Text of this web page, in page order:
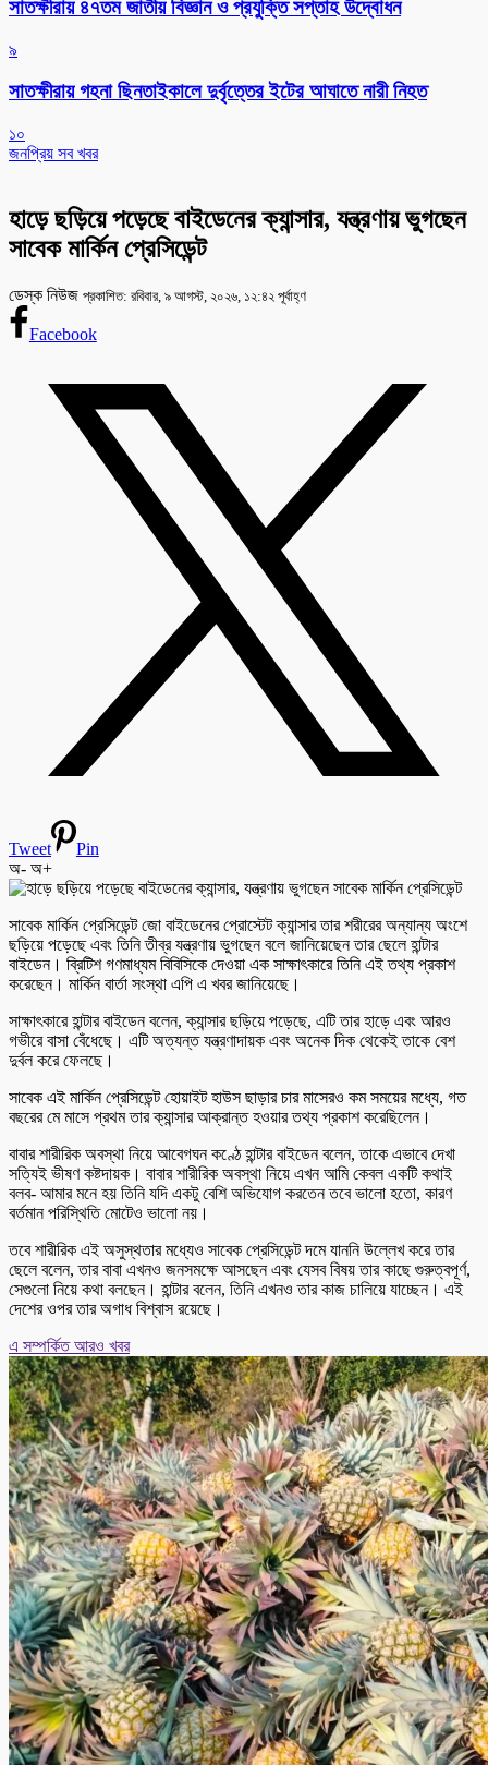
সাতক্ষীরায় ৪৭তম জাতীয় বিজ্ঞান ও প্রযুক্তি সপ্তাহ উদ্বোধন
৯
সাতক্ষীরায় গহনা ছিনতাইকালে দুর্বৃত্তের ইটের আঘাতে নারী নিহত
১০
জনপ্রিয় সব খবর
হাড়ে ছড়িয়ে পড়েছে বাইডেনের ক্যান্সার, যন্ত্রণায় ভুগছেন
সাবেক মার্কিন প্রেসিডেন্ট
ডেস্ক নিউজ প্রকাশিত: রবিবার, ৯ আগস্ট, ২০২৬, ১২:৪২ পূর্বাহ্ণ
Facebook
Tweet
Pin
অ- অ+
সাবেক মার্কিন প্রেসিডেন্ট জো বাইডেনের প্রোস্টেট ক্যান্সার তার শরীরের অন্যান্য অংশে
ছড়িয়ে পড়েছে এবং তিনি তীব্র যন্ত্রণায় ভুগছেন বলে জানিয়েছেন তার ছেলে হান্টার
বাইডেন। ব্রিটিশ গণমাধ্যম বিবিসিকে দেওয়া এক সাক্ষাৎকারে তিনি এই তথ্য প্রকাশ
করেছেন। মার্কিন বার্তা সংস্থা এপি এ খবর জানিয়েছে।
সাক্ষাৎকারে হান্টার বাইডেন বলেন, ক্যান্সার ছড়িয়ে পড়েছে, এটি তার হাড়ে এবং আরও
গভীরে বাসা বেঁধেছে। এটি অত্যন্ত যন্ত্রণাদায়ক এবং অনেক দিক থেকেই তাকে বেশ
দুর্বল করে ফেলছে।
সাবেক এই মার্কিন প্রেসিডেন্ট হোয়াইট হাউস ছাড়ার চার মাসেরও কম সময়ের মধ্যে, গত
বছরের মে মাসে প্রথম তার ক্যান্সার আক্রান্ত হওয়ার তথ্য প্রকাশ করেছিলেন।
বাবার শারীরিক অবস্থা নিয়ে আবেগঘন কণ্ঠে হান্টার বাইডেন বলেন, তাকে এভাবে দেখা
সত্যিই ভীষণ কষ্টদায়ক। বাবার শারীরিক অবস্থা নিয়ে এখন আমি কেবল একটি কথাই
বলব- আমার মনে হয় তিনি যদি একটু বেশি অভিযোগ করতেন তবে ভালো হতো, কারণ
বর্তমান পরিস্থিতি মোটেও ভালো নয়।
তবে শারীরিক এই অসুস্থতার মধ্যেও সাবেক প্রেসিডেন্ট দমে যাননি উল্লেখ করে তার
ছেলে বলেন, তার বাবা এখনও জনসমক্ষে আসছেন এবং যেসব বিষয় তার কাছে গুরুত্বপূর্ণ,
সেগুলো নিয়ে কথা বলছেন। হান্টার বলেন, তিনি এখনও তার কাজ চালিয়ে যাচ্ছেন। এই
দেশের ওপর তার অগাধ বিশ্বাস রয়েছে।
এ সম্পর্কিত আরও খবর